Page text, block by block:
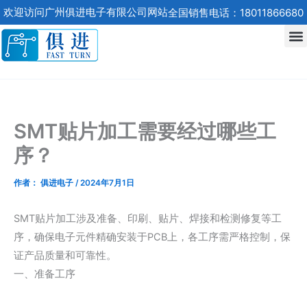
跳
至
内
容
欢迎访问广州俱进电子有限公司网站全国销售电话：18011866680
SMT贴片加工需要经过哪些工
序？
作者： 俱进电子 /2024年7月1日
SMT贴片加工涉及准备、印刷、贴片、焊接和检测修复等工
序，确保电子元件精确安装于PCB上，各工序需严格控制，保
证产品质量和可靠性。
一、准备工序